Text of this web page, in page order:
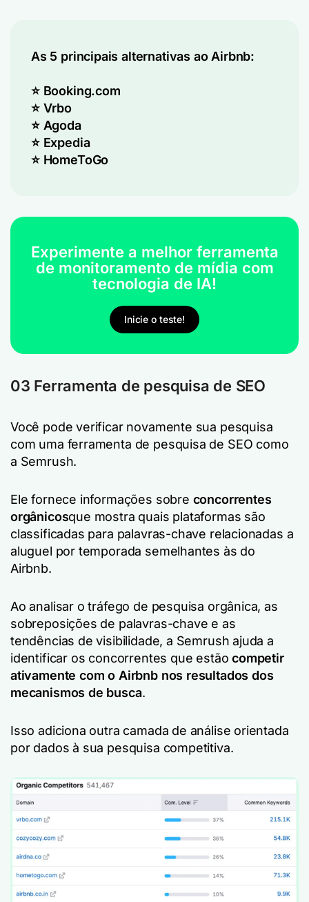
As 5 principais alternativas ao Airbnb:
⭐ Booking.com
⭐ Vrbo
⭐ Agoda
⭐ Expedia
⭐ HomeToGo
Experimente a melhor ferramenta
de monitoramento de mídia com
tecnologia de IA!
Inicie o teste!
03 Ferramenta de pesquisa de SEO
Você pode verificar novamente sua pesquisa
com uma ferramenta de pesquisa de SEO como
a Semrush.
Ele fornece informações sobre concorrentes
orgânicosque mostra quais plataformas são
classificadas para palavras-chave relacionadas a
aluguel por temporada semelhantes às do
Airbnb.
Ao analisar o tráfego de pesquisa orgânica, as
sobreposições de palavras-chave e as
tendências de visibilidade, a Semrush ajuda a
identificar os concorrentes que estãocompetir
ativamente com o Airbnb nos resultados dos
mecanismos de busca.
Isso adiciona outra camada de análise orientada
por dados à sua pesquisa competitiva.